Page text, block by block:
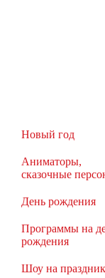
Новый год
Аниматоры,
сказочные
День рождения
Программы на
рождения
Шоу на праздник